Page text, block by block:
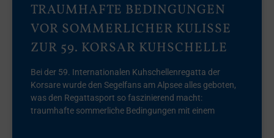
TRAUMHAFTE BEDINGUNGEN
VOR SOMMERLICHER KULISSE
ZUR 59. KORSAR KUHSCHELLE
Bei der 59. Internationalen Kuhschellenregatta der
Korsare wurde den Segelfans am Alpsee alles geboten,
was den Regattasport so faszinierend macht:
traumhafte sommerliche Bedingungen mit einem